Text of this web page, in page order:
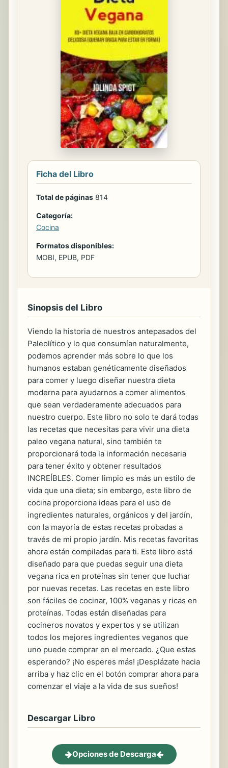
Ficha del Libro
Total de páginas 814
Categoría:
Cocina
Formatos disponibles:
MOBI, EPUB, PDF
Sinopsis del Libro
Viendo la historia de nuestros antepasados ​​del
Paleolítico y lo que consumían naturalmente,
podemos aprender más sobre lo que los
humanos estaban genéticamente diseñados
para comer y luego diseñar nuestra dieta
moderna para ayudarnos a comer alimentos
que sean verdaderamente adecuados para
nuestro cuerpo. Este libro no solo te dará todas
las recetas que necesitas para vivir una dieta
paleo vegana natural, sino también te
proporcionará toda la información necesaria
para tener éxito y obtener resultados
INCREÍBLES. Comer limpio es más un estilo de
vida que una dieta; sin embargo, este libro de
cocina proporciona ideas para el uso de
ingredientes naturales, orgánicos y del jardín,
con la mayoría de estas recetas probadas a
través de mi propio jardín. Mis recetas favoritas
ahora están compiladas para ti. Este libro está
diseñado para que puedas seguir una dieta
vegana rica en proteínas sin tener que luchar
por nuevas recetas. Las recetas en este libro
son fáciles de cocinar, 100% veganas y ricas en
proteínas. Todas están diseñadas para
cocineros novatos y expertos y se utilizan
todos los mejores ingredientes veganos que
uno puede comprar en el mercado. ¿Que estas
esperando? ¡No esperes más! ¡Desplázate hacia
arriba y haz clic en el botón comprar ahora para
comenzar el viaje a la vida de sus sueños!
Descargar Libro
Opciones de Descarga